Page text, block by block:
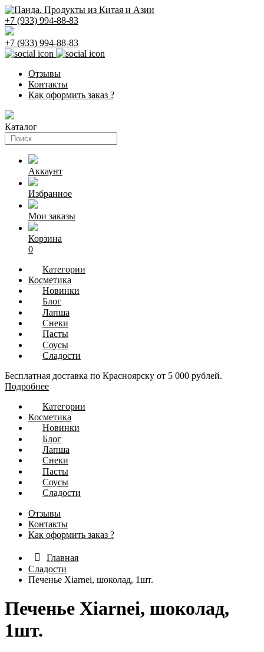
+7 (933) 994-88-83
+7 (933) 994-88-83
Отзывы
Контакты
Как оформить заказ ?
Каталог
Поиск
товаров
Аккаунт
Избранное
Мои заказы
Корзина
0
Категории
Косметика
Новинки
Блог
Лапша
Снеки
Пасты
Соусы
Сладости
Бесплатная доставка по Красноярску от 5 000 рублей.
Подробнее
Категории
Косметика
Новинки
Блог
Лапша
Снеки
Пасты
Соусы
Сладости
Отзывы
Контакты
Как оформить заказ ?
Главная
Сладости
Печенье Xiarnei, шоколад, 1шт.
Печенье Xiarnei, шоколад,
1шт.